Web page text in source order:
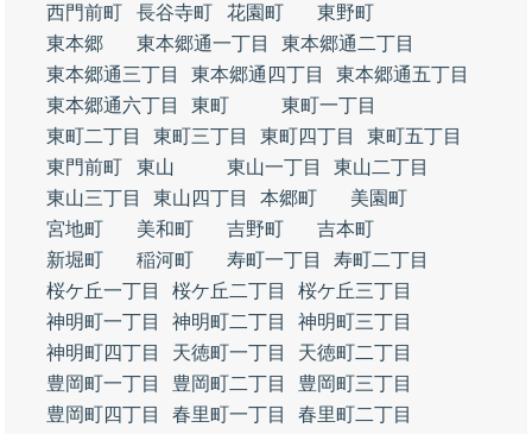
西門前町
長谷寺町 花園町
東野町
東本郷
東本郷通一丁目
東本郷通二丁目
東本郷通三丁目
東本郷通四丁目
東本郷通五丁目
東本郷通六丁目
東町
東町一丁目
東町二丁目
東町三丁目 東町四丁目
東町五丁目
東門前町
東山 東山一丁目
東山二丁目
東山三丁目
東山四丁目 本郷町
美園町
宮地町
美和町 吉野町
吉本町
新堀町
稲河町 寿町一丁目
寿町二丁目
桜ケ丘一丁目
桜ケ丘二丁目
桜ケ丘三丁目
神明町一丁目
神明町二丁目
神明町三丁目
神明町四丁目
天徳町一丁目
天徳町二丁目
豊岡町一丁目
豊岡町二丁目
豊岡町三丁目
豊岡町四丁目
春里町一丁目
春里町二丁目